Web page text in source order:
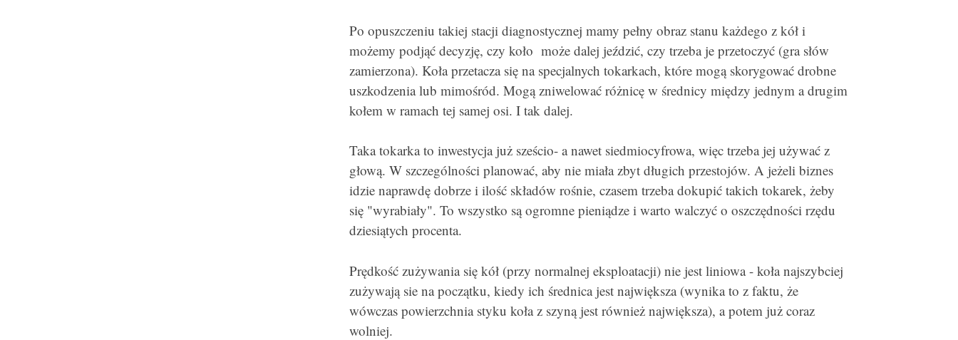
Po opuszczeniu takiej stacji diagnostycznej mamy pełny obraz stanu każdego z kół i
możemy podjąć decyzję, czy koło może dalej jeździć, czy trzeba je przetoczyć (gra słów
zamierzona). Koła przetacza się na specjalnych tokarkach, które mogą skorygować drobne
uszkodzenia lub mimośród. Mogą zniwelować różnicę w średnicy między jednym a drugim
kołem w ramach tej samej osi. I tak dalej.
Taka tokarka to inwestycja już sześcio- a nawet siedmiocyfrowa, więc trzeba jej używać z
głową. W szczególności planować, aby nie miała zbyt długich przestojów. A jeżeli biznes
idzie naprawdę dobrze i ilość składów rośnie, czasem trzeba dokupić takich tokarek, żeby
się "wyrabiały". To wszystko są ogromne pieniądze i warto walczyć o oszczędności rzędu
dziesiątych procenta.
Prędkość zużywania się kół (przy normalnej eksploatacji) nie jest liniowa - koła najszybciej
zużywają sie na początku, kiedy ich średnica jest największa (wynika to z faktu, że
wówczas powierzchnia styku koła z szyną jest również największa), a potem już coraz
wolniej.